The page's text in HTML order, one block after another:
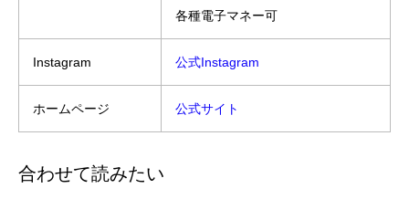
各種電子マネー可
Instagram 公式Instagram
ホームページ 公式サイト
合わせて読みたい